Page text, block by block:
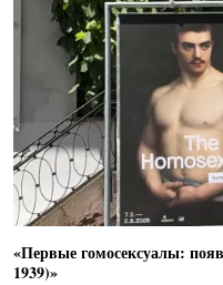
«Первые гомосексуалы:
1939)»